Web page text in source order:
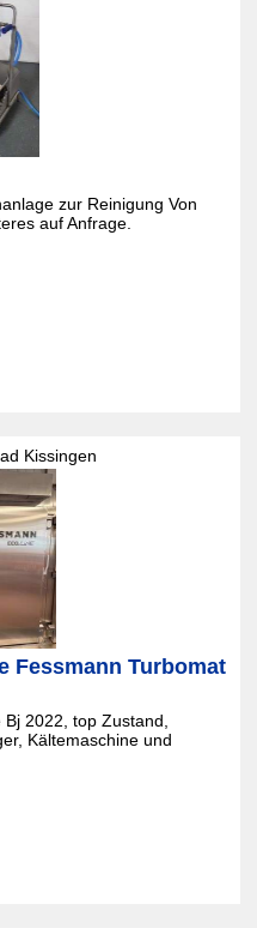
zur Reinigung Von
auf Anfrage.
Kissingen
Fessmann Turbomat
2022, top Zustand,
Kältemaschine und